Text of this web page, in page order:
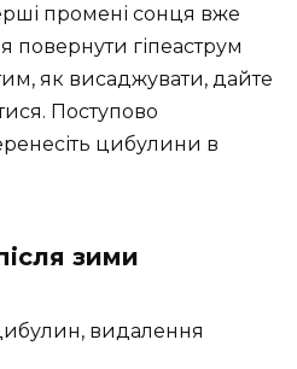
промені сонця вже
гіпеаструм
як висаджувати, дайте
Поступово
цибулини в
зими
видалення